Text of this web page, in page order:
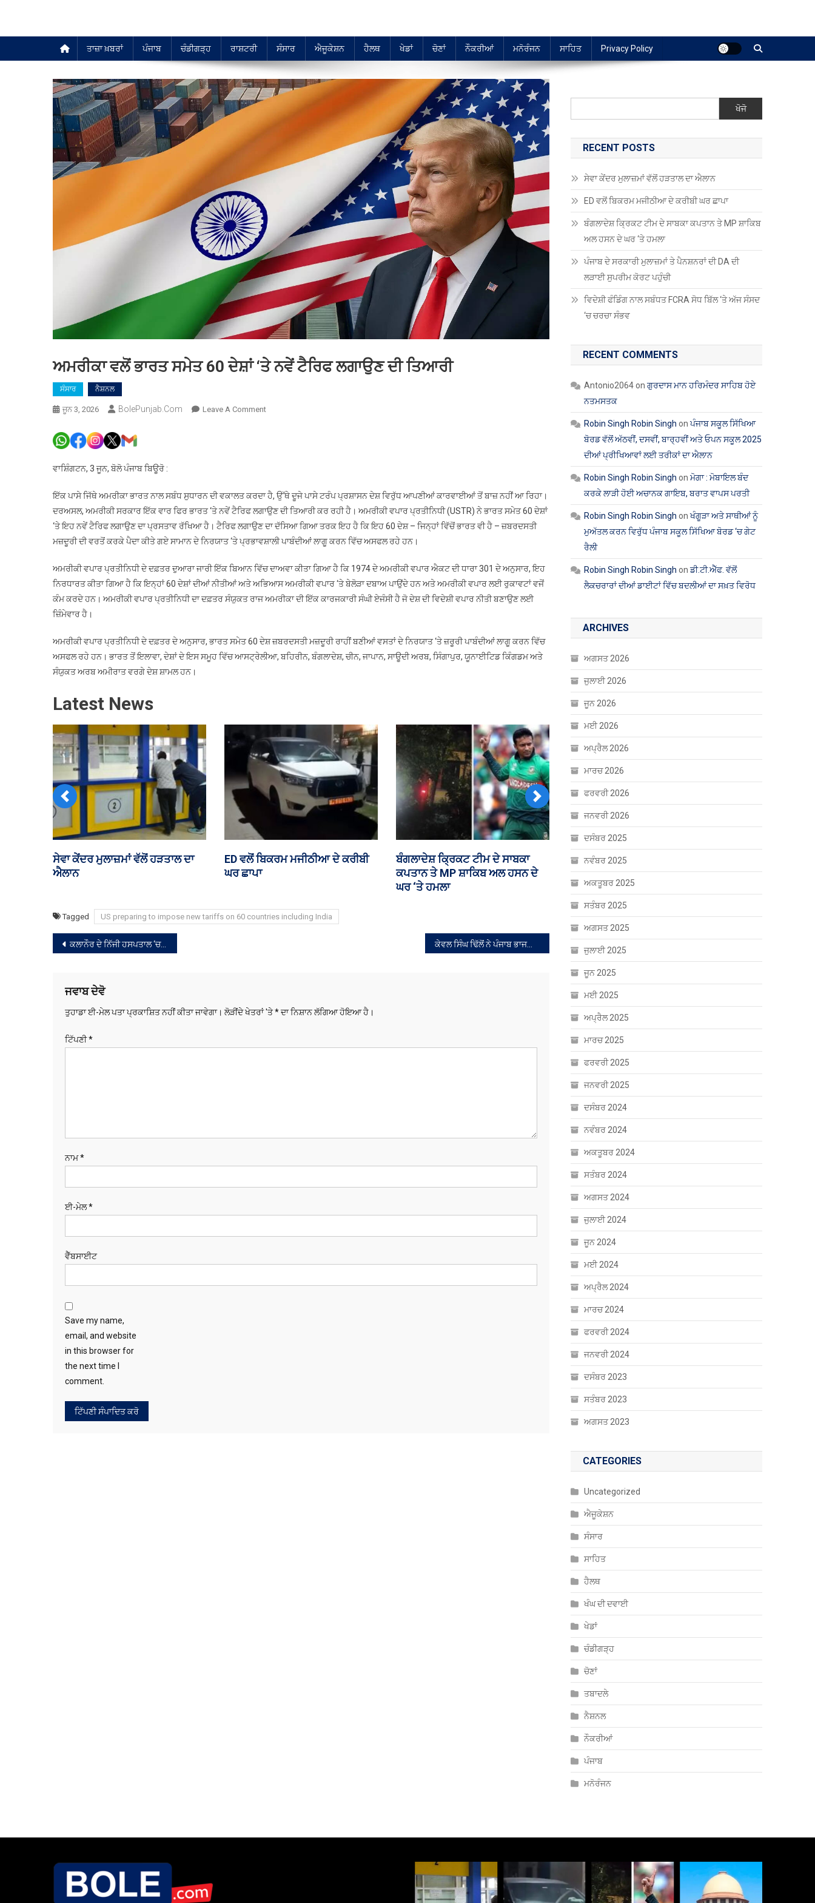
ਤਾਜ਼ਾ ਖ਼ਬਰਾਂ ਪੰਜਾਬ ਚੰਡੀਗੜ੍ਹ ਰਾਸ਼ਟਰੀ ਸੰਸਾਰ ਐਜੂਕੇਸ਼ਨ ਹੈਲਥ ਖੇਡਾਂ ਚੋਣਾਂ ਨੌਕਰੀਆਂ ਮਨੋਰੰਜਨ ਸਾਹਿਤ Privacy Policy
ਅਮਰੀਕਾ ਵਲੋਂ ਭਾਰਤ ਸਮੇਤ 60 ਦੇਸ਼ਾਂ ‘ਤੇ ਨਵੇਂ ਟੈਰਿਫ ਲਗਾਉਣ ਦੀ ਤਿਆਰੀ
ਸੰਸਾਰ ਨੈਸ਼ਨਲ
ਜੂਨ 3, 2026 BolePunjab.com Leave A CommentOn
ਦੇਸ਼ਾਂ
‘ਤੇ
ਟੈਰਿਫ
ਵਾਸ਼ਿੰਗਟਨ, 3 ਜੂਨ, ਬੋਲੋ ਪੰਜਾਬ ਬਿਊਰੋ :
ਇੱਕ ਪਾਸੇ ਜਿੱਥੇ ਅਮਰੀਕਾ ਭਾਰਤ ਨਾਲ ਸਬੰਧ ਸੁਧਾਰਨ ਦੀ ਵਕਾਲਤ ਕਰਦਾ ਹੈ, ਉੱਥੇ ਦੂਜੇ ਪਾਸੇ ਟਰੰਪ ਪ੍ਰਸ਼ਾਸਨ ਦੇਸ਼ ਵਿਰੁੱਧ ਆਪਣੀਆਂ ਕਾਰਵਾਈਆਂ ਤੋਂ ਬਾਜ਼ ਨਹੀਂ ਆ ਰਿਹਾ।
ਦਰਅਸਲ, ਅਮਰੀਕੀ ਸਰਕਾਰ ਇੱਕ ਵਾਰ ਫਿਰ ਭਾਰਤ ‘ਤੇ ਨਵੇਂ ਟੈਰਿਫ ਲਗਾਉਣ ਦੀ ਤਿਆਰੀ ਕਰ ਰਹੀ ਹੈ। ਅਮਰੀਕੀ ਵਪਾਰ ਪ੍ਰਤੀਨਿਧੀ (USTR) ਨੇ ਭਾਰਤ ਸਮੇਤ 60 ਦੇਸ਼ਾਂ
‘ਤੇ ਇਹ ਨਵੇਂ ਟੈਰਿਫ ਲਗਾਉਣ ਦਾ ਪ੍ਰਸਤਾਵ ਰੱਖਿਆ ਹੈ। ਟੈਰਿਫ ਲਗਾਉਣ ਦਾ ਦੱਸਿਆ ਗਿਆ ਤਰਕ ਇਹ ਹੈ ਕਿ ਇਹ 60 ਦੇਸ਼ – ਜਿਨ੍ਹਾਂ ਵਿੱਚੋਂ ਭਾਰਤ ਵੀ ਹੈ – ਜ਼ਬਰਦਸਤੀ
ਮਜ਼ਦੂਰੀ ਦੀ ਵਰਤੋਂ ਕਰਕੇ ਪੈਦਾ ਕੀਤੇ ਗਏ ਸਾਮਾਨ ਦੇ ਨਿਰਯਾਤ ‘ਤੇ ਪ੍ਰਭਾਵਸ਼ਾਲੀ ਪਾਬੰਦੀਆਂ ਲਾਗੂ ਕਰਨ ਵਿੱਚ ਅਸਫਲ ਰਹੇ ਹਨ।
ਅਮਰੀਕੀ ਵਪਾਰ ਪ੍ਰਤੀਨਿਧੀ ਦੇ ਦਫ਼ਤਰ ਦੁਆਰਾ ਜਾਰੀ ਇੱਕ ਬਿਆਨ ਵਿੱਚ ਦਾਅਵਾ ਕੀਤਾ ਗਿਆ ਹੈ ਕਿ 1974 ਦੇ ਅਮਰੀਕੀ ਵਪਾਰ ਐਕਟ ਦੀ ਧਾਰਾ 301 ਦੇ ਅਨੁਸਾਰ, ਇਹ
ਨਿਰਧਾਰਤ ਕੀਤਾ ਗਿਆ ਹੈ ਕਿ ਇਨ੍ਹਾਂ 60 ਦੇਸ਼ਾਂ ਦੀਆਂ ਨੀਤੀਆਂ ਅਤੇ ਅਭਿਆਸ ਅਮਰੀਕੀ ਵਪਾਰ ‘ਤੇ ਬੇਲੋੜਾ ਦਬਾਅ ਪਾਉਂਦੇ ਹਨ ਅਤੇ ਅਮਰੀਕੀ ਵਪਾਰ ਲਈ ਰੁਕਾਵਟਾਂ ਵਜੋਂ
ਕੰਮ ਕਰਦੇ ਹਨ। ਅਮਰੀਕੀ ਵਪਾਰ ਪ੍ਰਤੀਨਿਧੀ ਦਾ ਦਫ਼ਤਰ ਸੰਯੁਕਤ ਰਾਜ ਅਮਰੀਕਾ ਦੀ ਇੱਕ ਕਾਰਜਕਾਰੀ ਸੰਘੀ ਏਜੰਸੀ ਹੈ ਜੋ ਦੇਸ਼ ਦੀ ਵਿਦੇਸ਼ੀ ਵਪਾਰ ਨੀਤੀ ਬਣਾਉਣ ਲਈ
ਜ਼ਿੰਮੇਵਾਰ ਹੈ।
ਅਮਰੀਕੀ ਵਪਾਰ ਪ੍ਰਤੀਨਿਧੀ ਦੇ ਦਫ਼ਤਰ ਦੇ ਅਨੁਸਾਰ, ਭਾਰਤ ਸਮੇਤ 60 ਦੇਸ਼ ਜ਼ਬਰਦਸਤੀ ਮਜ਼ਦੂਰੀ ਰਾਹੀਂ ਬਣੀਆਂ ਵਸਤਾਂ ਦੇ ਨਿਰਯਾਤ ‘ਤੇ ਜ਼ਰੂਰੀ ਪਾਬੰਦੀਆਂ ਲਾਗੂ ਕਰਨ ਵਿੱਚ
ਅਸਫਲ ਰਹੇ ਹਨ। ਭਾਰਤ ਤੋਂ ਇਲਾਵਾ, ਦੇਸ਼ਾਂ ਦੇ ਇਸ ਸਮੂਹ ਵਿੱਚ ਆਸਟ੍ਰੇਲੀਆ, ਬਹਿਰੀਨ, ਬੰਗਲਾਦੇਸ਼, ਚੀਨ, ਜਾਪਾਨ, ਸਾਊਦੀ ਅਰਬ, ਸਿੰਗਾਪੁਰ, ਯੂਨਾਈਟਿਡ ਕਿੰਗਡਮ ਅਤੇ
ਸੰਯੁਕਤ ਅਰਬ ਅਮੀਰਾਤ ਵਰਗੇ ਦੇਸ਼ ਸ਼ਾਮਲ ਹਨ।
Latest News
ਪੰਜਾਬ ਦੇ ਸਰਕਾਰੀ ਮੁਲਾਜ਼ਮਾਂ ਤੇ
ਪੈਨਸ਼ਨਰਾਂ ਦੀ DA ਦੀ ਲੜਾਈ ਸੁਪਰੀਮ
ਵਿਦੇਸ਼ੀ ਫੰਡਿੰਗ ਨਾਲ ਸਬੰਧਤ FCRA ਸੋਧ
ਬਿੱਲ ‘ਤੇ ਅੱਜ ਸੰਸਦ ‘ਚ ਚਰਚਾ ਸੰਭਵ
ਚੰਡੀਗੜ੍ਹ ਪੁਲਿਸ ਕਾਂਸਟੇਬਲ ਭਰਤੀ
ਨਿਯਮਾਂ ‘ਚ ਬਦਲਾਅ
Previous Next
Tagged US preparing to impose new tariffs on 60 countries including India
ਸੰਪਾਦਨਾ
ਕਲਾਨੌਰ ਦੇ ਨਿੱਜੀ ਹਸਪਤਾਲ ‘ਚ ਹੋਏ ਗ੍ਰਨੇਡ ਹਮਲੇ ਦਾ ਮੁੱਖ ਮੁਲਜ਼ਮ ਗ੍ਰਿਫ਼ਤਾਰ ਕੇਵਲ ਸਿੰਘ ਢਿੱਲੋਂ ਨੇ ਪੰਜਾਬ ਭਾਜਪਾ ਦੇ ਪ੍ਰਧਾਨ ਵਜੋਂ ਅਹੁਦਾ ਸੰਭਾਲਿਆ
ਜਵਾਬ ਦੇਵੋ
ਤੁਹਾਡਾ ਈ-ਮੇਲ ਪਤਾ ਪ੍ਰਕਾਸ਼ਿਤ ਨਹੀਂ ਕੀਤਾ ਜਾਵੇਗਾ। ਲੋੜੀਂਦੇ ਖੇਤਰਾਂ 'ਤੇ*ਦਾ ਨਿਸ਼ਾਨ ਲੱਗਿਆ ਹੋਇਆ ਹੈ।
ਟਿੱਪਣੀ*
ਨਾਮ*
ਈ-ਮੇਲ*
ਵੈੱਬਸਾਈਟ
Save my name,
email, and website
in this browser for
the next time I
comment.
ਖੋਜੋ
RECENT POSTS
ਸੇਵਾ ਕੇਂਦਰ ਮੁਲਾਜ਼ਮਾਂ ਵੱਲੋਂ ਹੜਤਾਲ ਦਾ ਐਲਾਨ
ED ਵਲੋਂ ਬਿਕਰਮ ਮਜੀਠੀਆ ਦੇ ਕਰੀਬੀ ਘਰ ਛਾਪਾ
ਬੰਗਲਾਦੇਸ਼ ਕ੍ਰਿਕਟ ਟੀਮ ਦੇ ਸਾਬਕਾ ਕਪਤਾਨ ਤੇ MP ਸ਼ਾਕਿਬ
ਅਲ ਹਸਨ ਦੇ ਘਰ ‘ਤੇ ਹਮਲਾ
ਪੰਜਾਬ ਦੇ ਸਰਕਾਰੀ ਮੁਲਾਜ਼ਮਾਂ ਤੇ ਪੈਨਸ਼ਨਰਾਂ ਦੀ DA ਦੀ
ਲੜਾਈ ਸੁਪਰੀਮ ਕੋਰਟ ਪਹੁੰਚੀ
ਵਿਦੇਸ਼ੀ ਫੰਡਿੰਗ ਨਾਲ ਸਬੰਧਤ FCRA ਸੋਧ ਬਿੱਲ ‘ਤੇ ਅੱਜ ਸੰਸਦ
‘ਚ ਚਰਚਾ ਸੰਭਵ
RECENT COMMENTS
Antonio2064onਗੁਰਦਾਸ ਮਾਨ ਹਰਿਮੰਦਰ ਸਾਹਿਬ ਹੋਏ
ਨਤਮਸਤਕ
Robin Singh Robin Singh onਪੰਜਾਬ ਸਕੂਲ ਸਿੱਖਿਆ
ਬੋਰਡ ਵੱਲੋਂ ਅੱਠਵੀਂ, ਦਸਵੀਂ, ਬਾਰ੍ਹਵੀਂ ਅਤੇ ਓਪਨ ਸਕੂਲ 2025
ਦੀਆਂ ਪ੍ਰੀਖਿਆਵਾਂ ਲਈ ਤਰੀਕਾਂ ਦਾ ਐਲਾਨ
Robin Singh Robin Singh onਮੋਗਾ : ਮੋਬਾਇਲ ਬੰਦ
ਕਰਕੇ ਲਾੜੀ ਹੋਈ ਅਚਾਨਕ ਗਾਇਬ, ਬਰਾਤ ਵਾਪਸ ਪਰਤੀ
Robin Singh Robin Singh onਖੰਗੂੜਾ ਅਤੇ ਸਾਥੀਆਂ ਨੂੰ
ਮੁਅੱਤਲ ਕਰਨ ਵਿਰੁੱਧ ਪੰਜਾਬ ਸਕੂਲ ਸਿੱਖਿਆ ਬੋਰਡ ‘ਚ ਗੇਟ
ਰੈਲੀ
Robin Singh Robin Singh onਡੀ.ਟੀ.ਐੱਫ. ਵੱਲੋਂ
ਲੈਕਚਰਾਰਾਂ ਦੀਆਂ ਡਾਈਟਾਂ ਵਿੱਚ ਬਦਲੀਆਂ ਦਾ ਸਖ਼ਤ ਵਿਰੋਧ
ARCHIVES
ਅਗਸਤ 2026
ਜੁਲਾਈ 2026
ਜੂਨ 2026
ਮਈ 2026
ਅਪ੍ਰੈਲ 2026
ਮਾਰਚ 2026
ਫਰਵਰੀ 2026
ਜਨਵਰੀ 2026
ਦਸੰਬਰ 2025
ਨਵੰਬਰ 2025
ਅਕਤੂਬਰ 2025
ਸਤੰਬਰ 2025
ਅਗਸਤ 2025
ਜੁਲਾਈ 2025
ਜੂਨ 2025
ਮਈ 2025
ਅਪ੍ਰੈਲ 2025
ਮਾਰਚ 2025
ਫਰਵਰੀ 2025
ਜਨਵਰੀ 2025
ਦਸੰਬਰ 2024
ਨਵੰਬਰ 2024
ਅਕਤੂਬਰ 2024
ਸਤੰਬਰ 2024
ਅਗਸਤ 2024
ਜੁਲਾਈ 2024
ਜੂਨ 2024
ਮਈ 2024
ਅਪ੍ਰੈਲ 2024
ਮਾਰਚ 2024
ਫਰਵਰੀ 2024
ਜਨਵਰੀ 2024
ਦਸੰਬਰ 2023
ਸਤੰਬਰ 2023
ਅਗਸਤ 2023
CATEGORIES
Uncategorized
ਐਜੂਕੇਸ਼ਨ
ਸੰਸਾਰ
ਸਾਹਿਤ
ਹੈਲਥ
ਖੰਘ ਦੀ ਦਵਾਈ
ਖੇਡਾਂ
ਚੰਡੀਗੜ੍ਹ
ਚੋਣਾਂ
ਤਬਾਦਲੇ
ਨੈਸ਼ਨਲ
ਨੌਕਰੀਆਂ
ਪੰਜਾਬ
ਮਨੋਰੰਜਨ